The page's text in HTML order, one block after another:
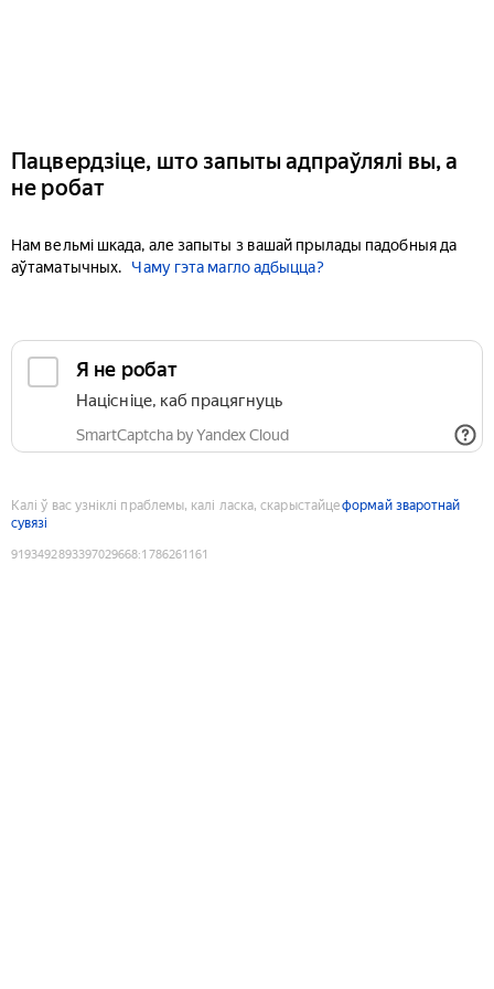
Пацвердзіце, што запыты адпраўлялі вы, а
не робат
Нам вельмі шкада, але запыты з вашай прылады падобныя да
аўтаматычных.
Чаму гэта магло адбыцца?
Я не робат
Націсніце, каб працягнуць
SmartCaptcha by Yandex Cloud
Калі ў вас узніклі праблемы, калі ласка, скарыстайцеформай зваротнай
сувязі
9193492893397029668:1786261161